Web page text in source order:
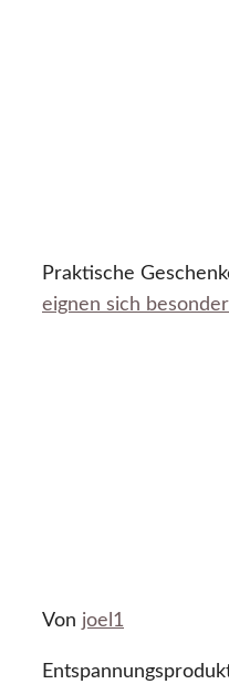
Praktische
eignen sich
Von joel1